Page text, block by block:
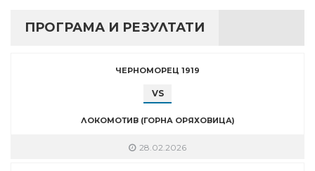
ПРОГРАМА И РЕЗУЛТАТИ
ЧЕРНОМОРЕЦ 1919
VS
ЛОКОМОТИВ (ГОРНА ОРЯХОВИЦА)
28.02.2026